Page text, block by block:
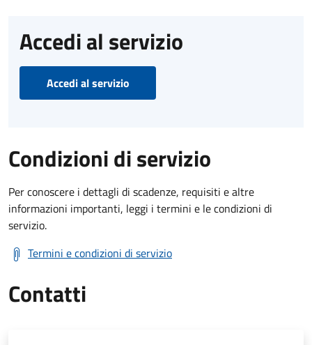
Accedi al servizio
Accedi al servizio
Condizioni di servizio
Per conoscere i dettagli di scadenze, requisiti e altre
informazioni importanti, leggi i termini e le condizioni di
servizio.
Termini e condizioni di servizio
Contatti